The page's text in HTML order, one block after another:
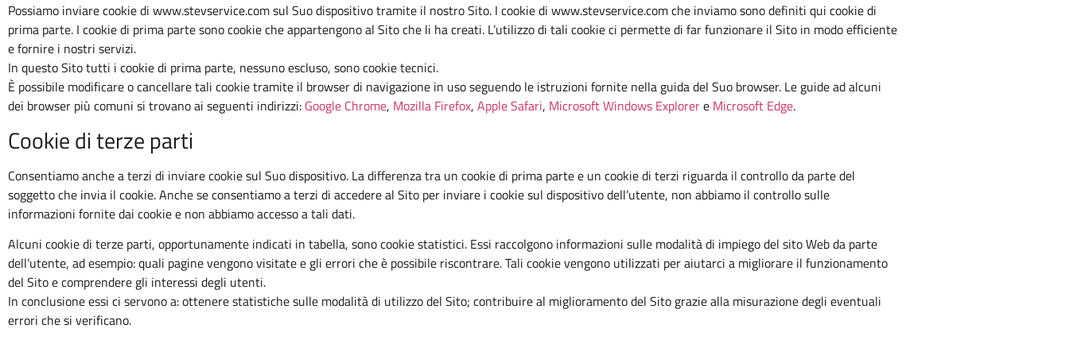
Possiamo inviare cookie di www.stevservice.com sul Suo dispositivo tramite il nostro Sito. I cookie di www.stevservice.com che inviamo sono definiti qui cookie di
prima parte. I cookie di prima parte sono cookie che appartengono al Sito che li ha creati. L’utilizzo di tali cookie ci permette di far funzionare il Sito in modo efficiente
e fornire i nostri servizi.
In questo Sito tutti i cookie di prima parte, nessuno escluso, sono cookie tecnici.
È possibile modificare o cancellare tali cookie tramite il browser di navigazione in uso seguendo le istruzioni fornite nella guida del Suo browser. Le guide ad alcuni
dei browser più comuni si trovano ai seguenti indirizzi: Google Chrome, Mozilla Firefox, Apple Safari, Microsoft Windows Explorere Microsoft Edge.
Cookie di terze parti
Consentiamo anche a terzi di inviare cookie sul Suo dispositivo. La differenza tra un cookie di prima parte e un cookie di terzi riguarda il controllo da parte del
soggetto che invia il cookie. Anche se consentiamo a terzi di accedere al Sito per inviare i cookie sul dispositivo dell’utente, non abbiamo il controllo sulle
informazioni fornite dai cookie e non abbiamo accesso a tali dati.
Alcuni cookie di terze parti, opportunamente indicati in tabella, sono cookie statistici. Essi raccolgono informazioni sulle modalità di impiego del sito Web da parte
dell’utente, ad esempio: quali pagine vengono visitate e gli errori che è possibile riscontrare. Tali cookie vengono utilizzati per aiutarci a migliorare il funzionamento
del Sito e comprendere gli interessi degli utenti.
In conclusione essi ci servono a: ottenere statistiche sulle modalità di utilizzo del Sito; contribuire al miglioramento del Sito grazie alla misurazione degli eventuali
errori che si verificano.